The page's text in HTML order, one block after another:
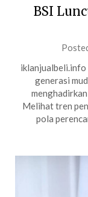
BSI
iklanjualbeli.info
generasi
Melihat tren
pola